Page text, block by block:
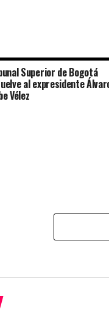
Superior de Bogotá
al expresidente
Vélez